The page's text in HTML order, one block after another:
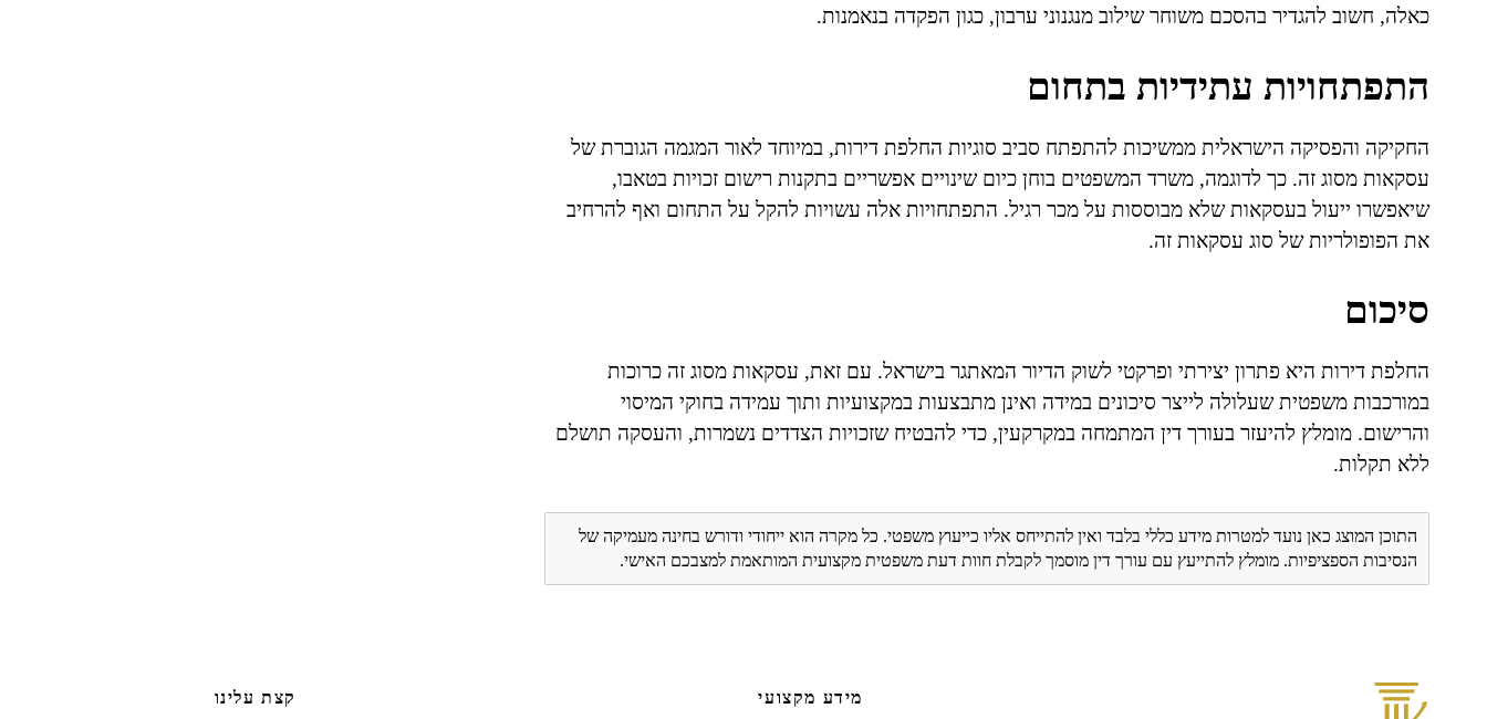
כאלה, חשוב להגדיר בהסכם משוחר שילוב מנגנוני ערבון, כגון הפקדה בנאמנות.
התפתחויות עתידיות בתחום
החקיקה והפסיקה הישראלית ממשיכות להתפתח סביב סוגיות החלפת דירות, במיוחד לאור המגמה הגוברת של
עסקאות מסוג זה. כך לדוגמה, משרד המשפטים בוחן כיום שינויים אפשריים בתקנות רישום זכויות בטאבו,
שיאפשרו ייעול בעסקאות שלא מבוססות על מכר רגיל. התפתחויות אלה עשויות להקל על התחום ואף להרחיב
את הפופולריות של סוג עסקאות זה.
סיכום
החלפת דירות היא פתרון יצירתי ופרקטי לשוק הדיור המאתגר בישראל. עם זאת, עסקאות מסוג זה כרוכות
במורכבות משפטית שעלולה לייצר סיכונים במידה ואינן מתבצעות במקצועיות ותוך עמידה בחוקי המיסוי
והרישום. מומלץ להיעזר בעורך דין המתמחה במקרקעין, כדי להבטיח שזכויות הצדדים נשמרות, והעסקה תושלם
ללא תקלות.
התוכן המוצג כאן נועד למטרות מידע כללי בלבד ואין להתייחס אליו כייעוץ משפטי. כל מקרה הוא ייחודי ודורש בחינה מעמיקה של
הנסיבות הספציפיות. מומלץ להתייעץ עם עורך דין מוסמך לקבלת חוות דעת משפטית מקצועית המותאמת למצבכם האישי.
מידע מקצועי קצת עלינו